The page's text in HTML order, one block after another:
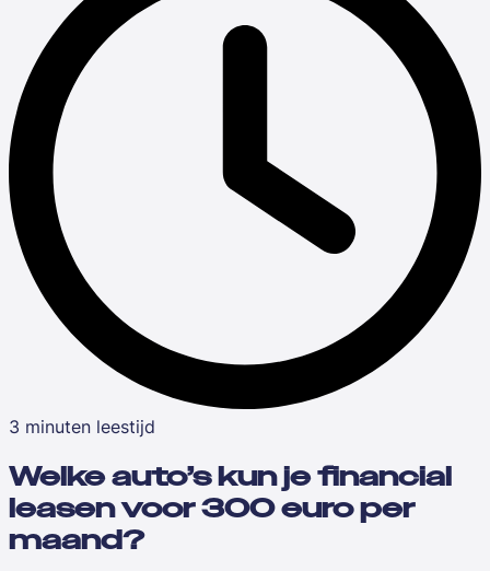
3 minuten leestijd
Welke auto’s kun je financial
leasen voor 300 euro per
maand?